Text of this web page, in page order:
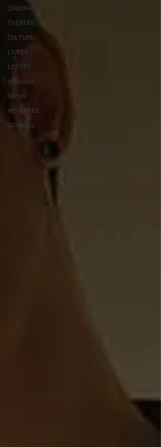
CINEMA
THEATRE
CULTURE
LIVRES
LOISIRS
Histoires
Séries
HISTOIRES
VOYAGES